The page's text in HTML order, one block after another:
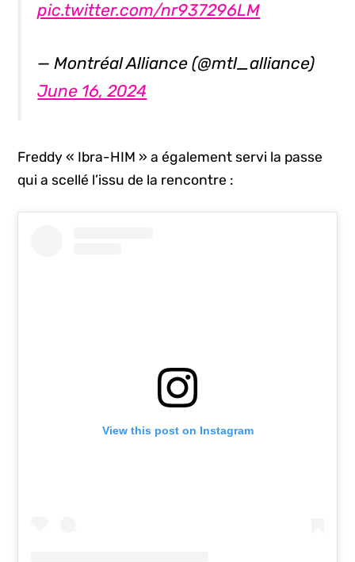
pic.twitter.com/nr937296LM
— Montréal Alliance (@mtl_alliance)
June 16, 2024
Freddy « Ibra-HIM » a également servi la passe
qui a scellé l’issu de la rencontre :
View this post on Instagram